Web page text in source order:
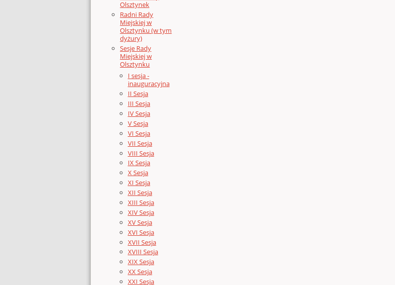
Olsztynek
Radni Rady
Miejskiej w
Olsztynku (w tym
dyżury)
Sesje Rady
Miejskiej w
Olsztynku
I sesja -
inauguracyjna
II Sesja
III Sesja
IV Sesja
V Sesja
VI Sesja
VII Sesja
VIII Sesja
IX Sesja
X Sesja
XI Sesja
XII Sesja
XIII Sesja
XIV Sesja
XV Sesja
XVI Sesja
XVII Sesja
XVIII Sesja
XIX Sesja
XX Sesja
XXI Sesja